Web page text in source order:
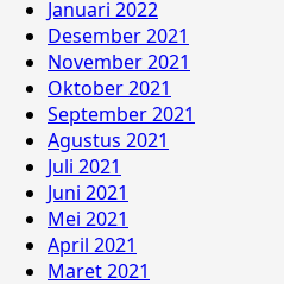
Januari 2022
Desember 2021
November 2021
Oktober 2021
September 2021
Agustus 2021
Juli 2021
Juni 2021
Mei 2021
April 2021
Maret 2021